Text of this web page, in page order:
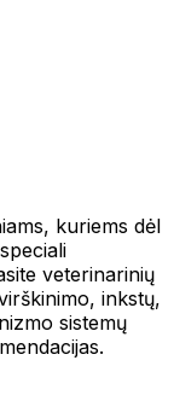
kuriems dėl
veterinarinių
inkstų,
sistemų